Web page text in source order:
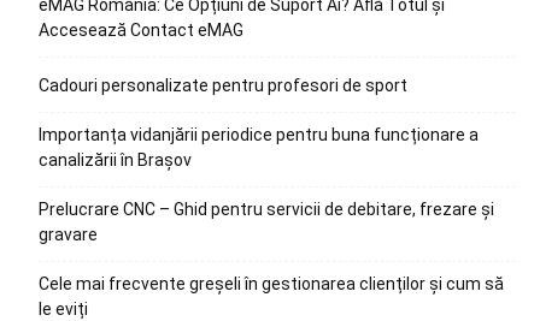
eMAG România: Ce Opțiuni de Suport Ai? Află Totul și
Accesează Contact eMAG
Cadouri personalizate pentru profesori de sport
Importanța vidanjării periodice pentru buna funcționare a
canalizării în Brașov
Prelucrare CNC – Ghid pentru servicii de debitare, frezare și
gravare
Cele mai frecvente greșeli în gestionarea clienților și cum să
le eviți